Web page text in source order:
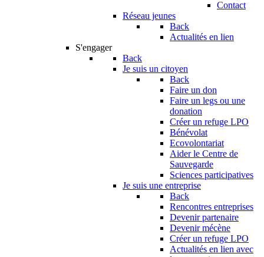
Contact
Réseau jeunes
Back
Actualités en lien
S'engager
Back
Je suis un citoyen
Back
Faire un don
Faire un legs ou une
donation
Créer un refuge LPO
Bénévolat
Ecovolontariat
Aider le Centre de
Sauvegarde
Sciences participatives
Je suis une entreprise
Back
Rencontres entreprises
Devenir partenaire
Devenir mécène
Créer un refuge LPO
Actualités en lien avec